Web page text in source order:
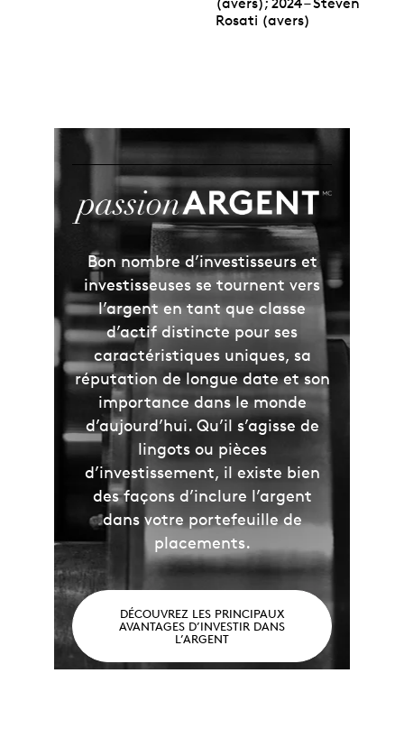
Cet ensemble est composé de trois pièces
Précieuse
feuille d’érablede 1 oz en argent pur à 99,99 %
emballées individuellement et présentées côte à côte
dans un emballage-présentoir spécialement conçu.
L’emballage-présentoir comporte un code QR facile à
balayer qui permet d’accéder rapidement à un site
Web instructif, PassionARGENT, sur le monde des
produits d’investissement.
Rosati (avers)
Bon nombre d’investisseurs et
investisseuses se tournent vers
l’argent en tant que classe
d’actif distincte pour ses
caractéristiques uniques, sa
réputation de longue date et son
importance dans le monde
d’aujourd’hui. Qu’il s’agisse de
lingots ou pièces
d’investissement, il existe bien
des façons d’inclure l’argent
dans votre portefeuille de
placements.
DÉCOUVREZ LES PRINCIPAUX
AVANTAGES D’INVESTIR DANS
L’ARGENT